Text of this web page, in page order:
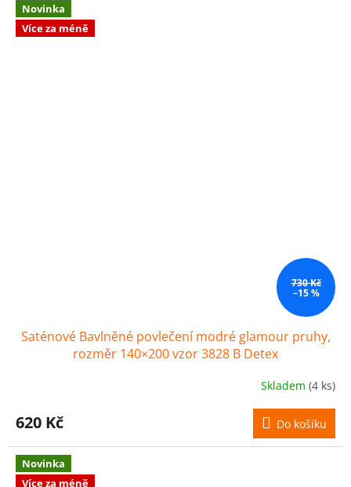
Novinka
Více za méně
730 Kč
–15 %
Saténové Bavlněné povlečení modré glamour pruhy,
rozměr 140×200 vzor 3828 B Detex
Skladem (4 ks)
620 Kč Do košíku
Novinka
Více za méně